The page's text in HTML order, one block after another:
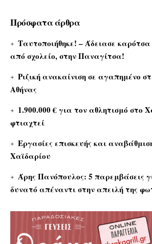
Πρόσφατα άρθρα
Ταυτοποιήθηκε! – Άδειασε
από σχολείο, στην Παναγίτσα!
Ριζική ανακαίνιση σε αγαπημένο
Αθήνας
1.900.000 € για τον αθλητισμό στο
φτιαχτεί
Εργασίες επισκευής και
Χαϊδαρίου
Άρης Πανόπουλος: 5 παρεμβάσεις
δυνατό απέναντι στην απειλή της